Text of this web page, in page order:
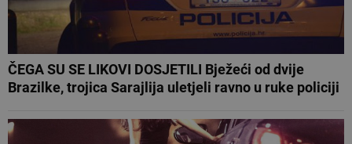
ČEGA SU SE LIKOVI DOSJETILI Bježeći od dvije
Brazilke, trojica Sarajlija uletjeli ravno u ruke policiji